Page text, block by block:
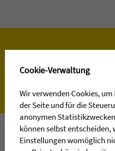
Cookie-Verwaltung
Wir verwenden Cookies,
der Seite und für die
anonymen
können selbst entscheiden,
Einstellungen womöglich